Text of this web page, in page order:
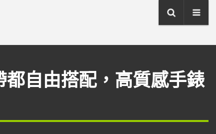
自由搭配，高質感手錶